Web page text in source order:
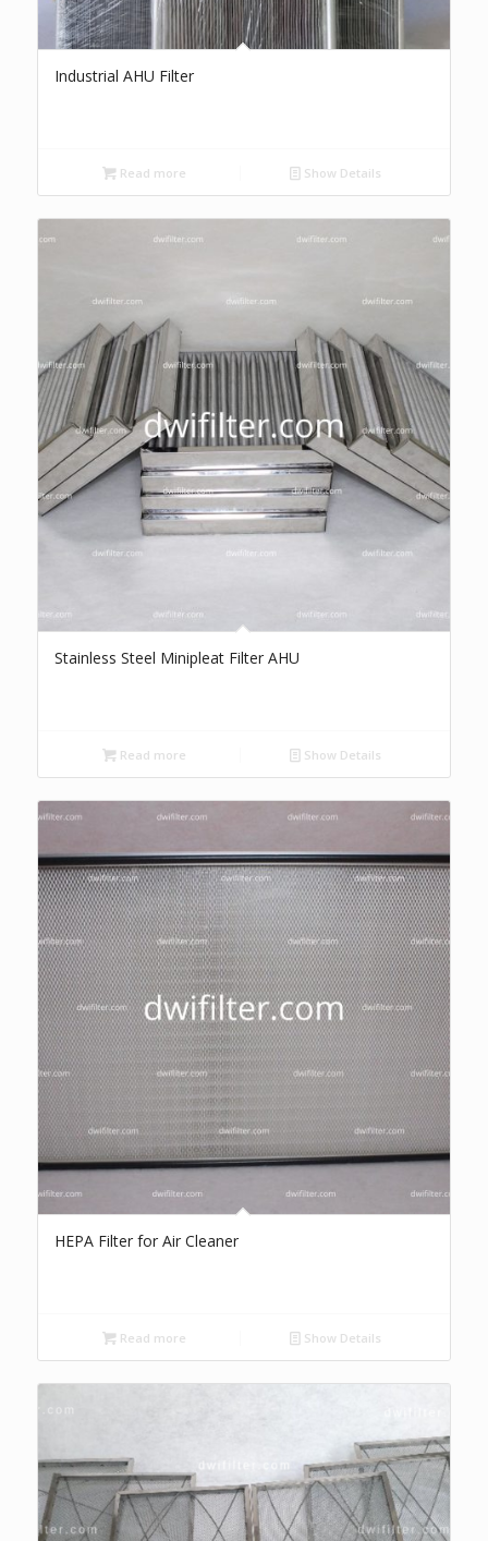
Industrial AHU Filter
Read more Show Details
Stainless Steel Minipleat Filter AHU
Read more Show Details
HEPA Filter for Air Cleaner
Read more Show Details